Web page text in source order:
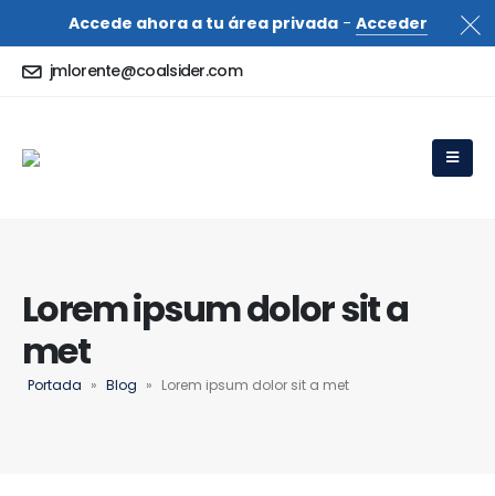
Accede ahora a tu área privada- Acceder
jmlorente@coalsider.com
Lorem ipsum dolor sit a
met
Portada » Blog » Lorem ipsum dolor sit a met